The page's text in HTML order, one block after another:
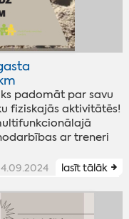
padomāt par savu
fiziskajās aktivitātēs!
ar treneri
lasīt tālāk